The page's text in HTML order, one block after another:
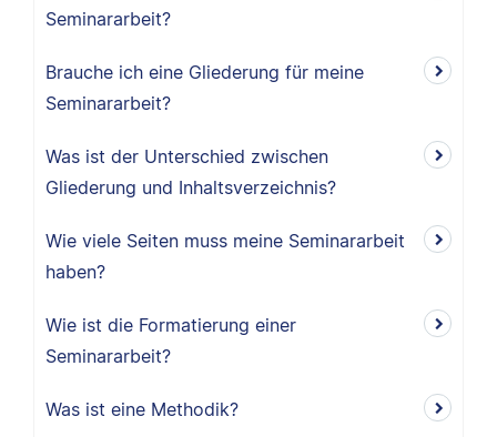
Seminararbeit?
Brauche ich eine Gliederung für meine
Seminararbeit?
Was ist der Unterschied zwischen
Gliederung und Inhaltsverzeichnis?
Wie viele Seiten muss meine Seminararbeit
haben?
Wie ist die Formatierung einer
Seminararbeit?
Was ist eine Methodik?